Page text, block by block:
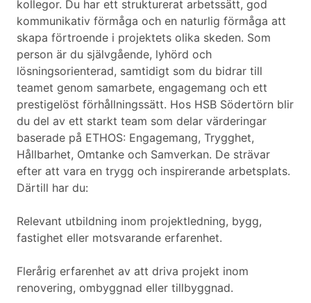
kollegor. Du har ett strukturerat arbetssätt, god
kommunikativ förmåga och en naturlig förmåga att
skapa förtroende i projektets olika skeden. Som
person är du självgående, lyhörd och
lösningsorienterad, samtidigt som du bidrar till
teamet genom samarbete, engagemang och ett
prestigelöst förhållningssätt. Hos HSB Södertörn blir
du del av ett starkt team som delar värderingar
baserade på ETHOS: Engagemang, Trygghet,
Hållbarhet, Omtanke och Samverkan. De strävar
efter att vara en trygg och inspirerande arbetsplats.
Därtill har du:
Relevant utbildning inom projektledning, bygg,
fastighet eller motsvarande erfarenhet.
Flerårig erfarenhet av att driva projekt inom
renovering, ombyggnad eller tillbyggnad.